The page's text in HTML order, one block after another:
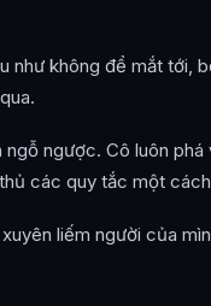
như không để mắt tới,
ngược. Cô luôn
các quy tắc một
liếm người của